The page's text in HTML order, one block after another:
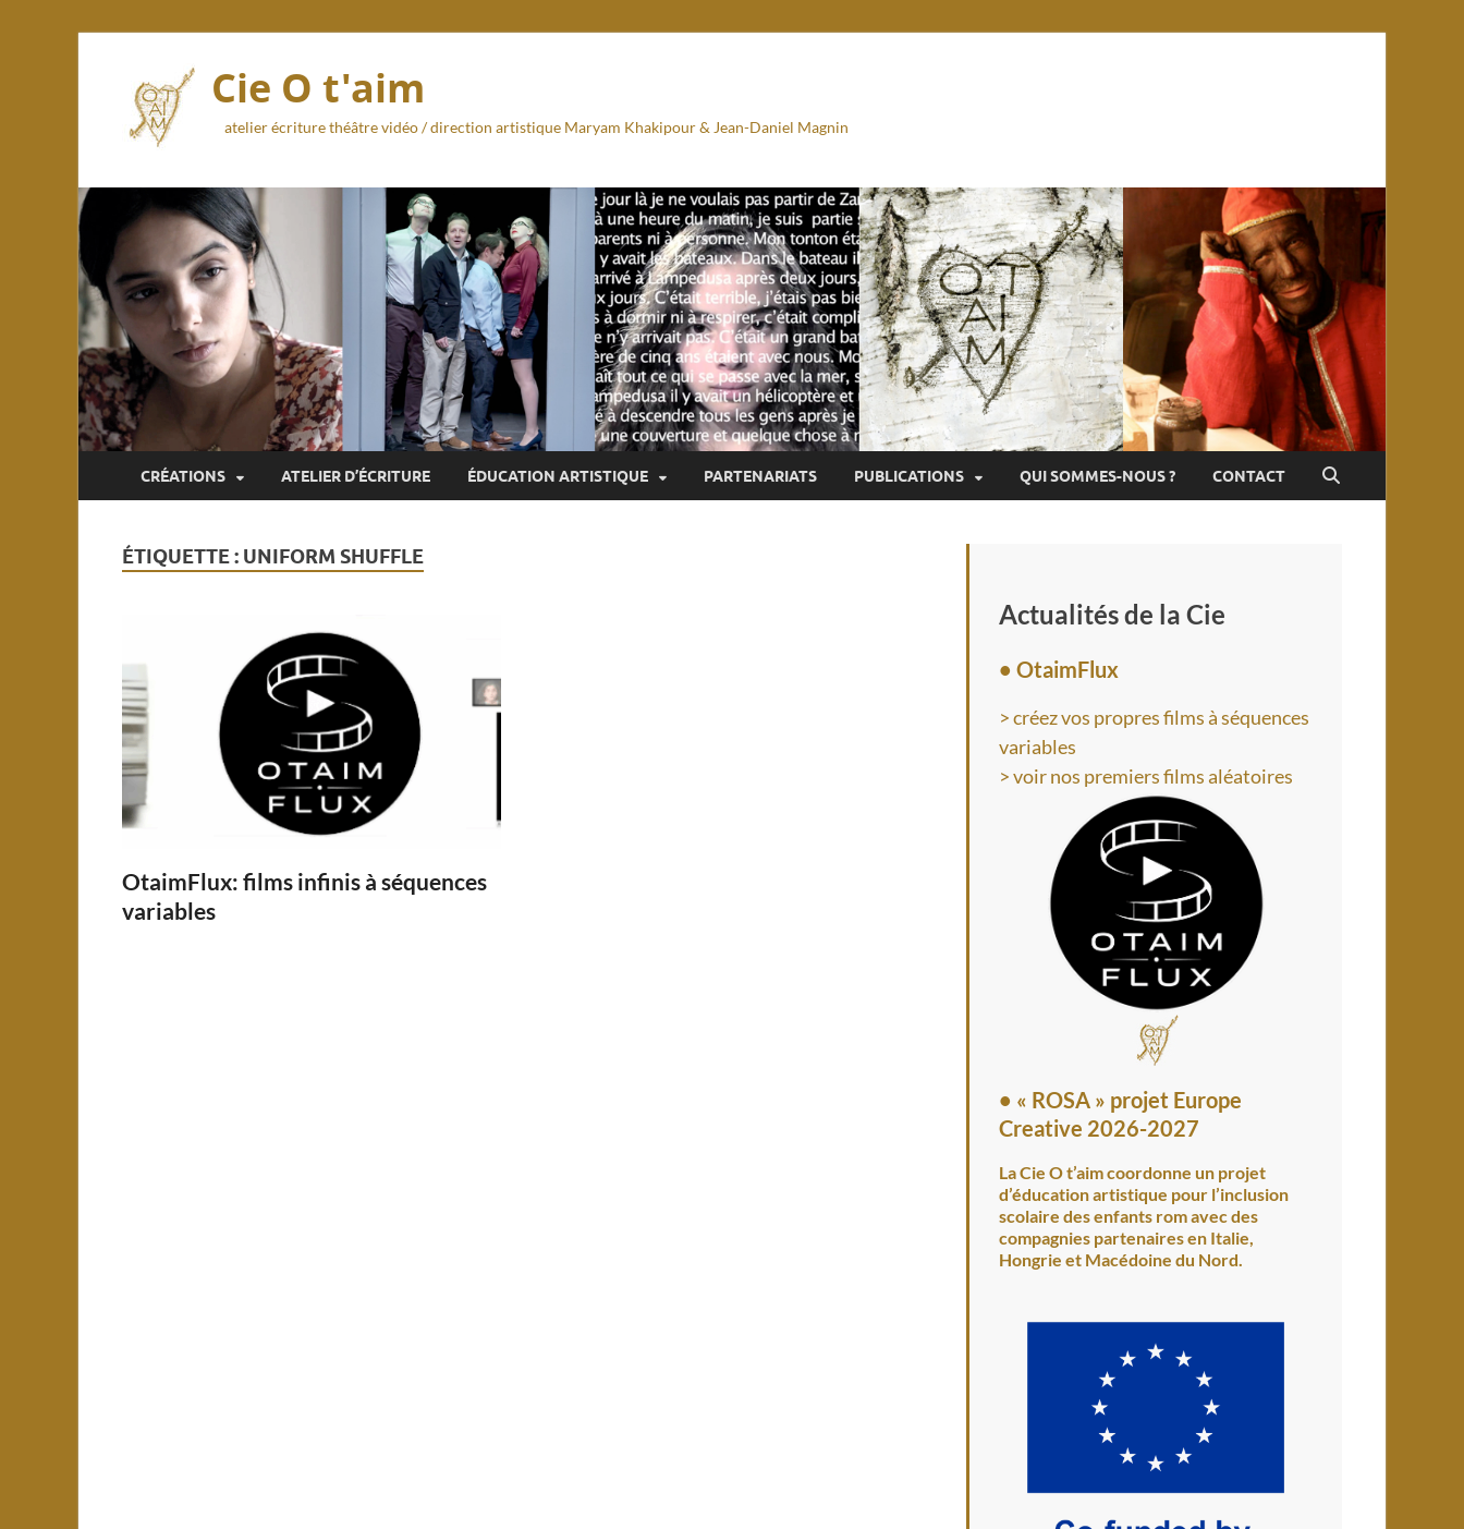
Cie O t'aim
atelier écriture théâtre vidéo / direction artistique Maryam Khakipour & Jean-Daniel Magnin
CRÉATIONS ATELIER D’ÉCRITURE ÉDUCATION ARTISTIQUE PARTENARIATS PUBLICATIONS QUI SOMMES-NOUS ? CONTACT
ÉTIQUETTE : UNIFORM SHUFFLE
OtaimFlux: films infinis à séquences
variables
Actualités de la Cie
• OtaimFlux
> créez vos propres films à séquences
variables
> voir nos premiers films aléatoires
• « ROSA » projet Europe
Creative 2026-2027
La Cie O t’aim coordonne un projet
d’éducation artistique pour l’inclusion
scolaire des enfants rom avec des
compagnies partenaires en Italie,
Hongrie et Macédoine du Nord.